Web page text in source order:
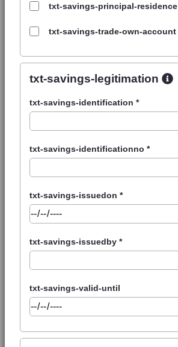
txt-savings-principal-residence
txt-savings-trade-own-account
txt-savings-legitimation
txt-savings-identification *
txt-savings-identificationno *
txt-savings-issuedon *
txt-savings-issuedby *
txt-savings-valid-until